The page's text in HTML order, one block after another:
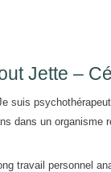
Jette –
suis
dans un
travail personnel